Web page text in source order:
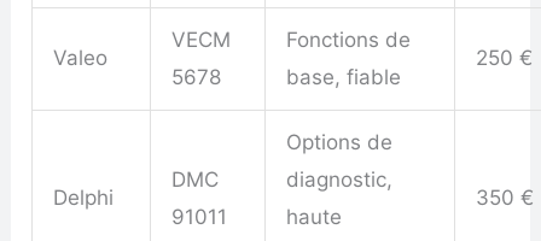
Valeo
VECM
5678
Fonctions de
base, fiable
250 €
Delphi
DMC
91011
Options de
diagnostic,
haute
350 €